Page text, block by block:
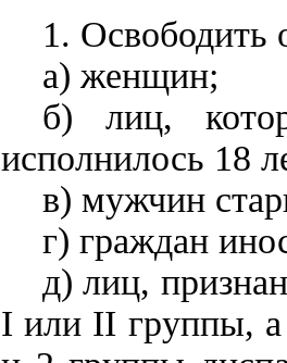
1. Освободить
а) женщин;
б) лиц,
исполнилось 18
в) мужчин
г) граждан
д) лиц,
I или II группы,